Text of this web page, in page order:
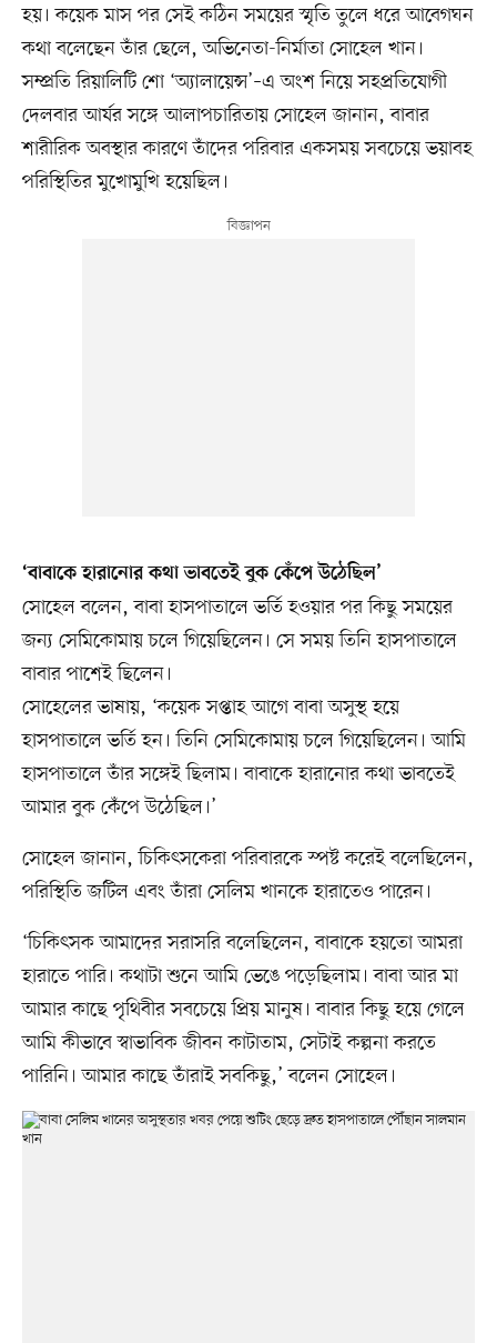
হয়। কয়েক মাস পর সেই কঠিন সময়ের স্মৃতি তুলে ধরে আবেগঘন
কথা বলেছেন তাঁর ছেলে, অভিনেতা-নির্মাতা সোহেল খান।
সম্প্রতি রিয়ালিটি শো ‘অ্যালায়েন্স’–এ অংশ নিয়ে সহপ্রতিযোগী
দেলবার আর্যর সঙ্গে আলাপচারিতায় সোহেল জানান, বাবার
শারীরিক অবস্থার কারণে তাঁদের পরিবার একসময় সবচেয়ে ভয়াবহ
পরিস্থিতির মুখোমুখি হয়েছিল।
‘বাবাকে হারানোর কথা ভাবতেই বুক কেঁপে উঠেছিল’
সোহেল বলেন, বাবা হাসপাতালে ভর্তি হওয়ার পর কিছু সময়ের
জন্য সেমিকোমায় চলে গিয়েছিলেন। সে সময় তিনি হাসপাতালে
বাবার পাশেই ছিলেন।
সোহেলের ভাষায়, ‘কয়েক সপ্তাহ আগে বাবা অসুস্থ হয়ে
হাসপাতালে ভর্তি হন। তিনি সেমিকোমায় চলে গিয়েছিলেন। আমি
হাসপাতালে তাঁর সঙ্গেই ছিলাম। বাবাকে হারানোর কথা ভাবতেই
আমার বুক কেঁপে উঠেছিল।’
সোহেল জানান, চিকিৎসকেরা পরিবারকে স্পষ্ট করেই বলেছিলেন,
পরিস্থিতি জটিল এবং তাঁরা সেলিম খানকে হারাতেও পারেন।
‘চিকিৎসক আমাদের সরাসরি বলেছিলেন, বাবাকে হয়তো আমরা
হারাতে পারি। কথাটা শুনে আমি ভেঙে পড়েছিলাম। বাবা আর মা
আমার কাছে পৃথিবীর সবচেয়ে প্রিয় মানুষ। বাবার কিছু হয়ে গেলে
আমি কীভাবে স্বাভাবিক জীবন কাটাতাম, সেটাই কল্পনা করতে
পারিনি। আমার কাছে তাঁরাই সবকিছু,’ বলেন সোহেল।